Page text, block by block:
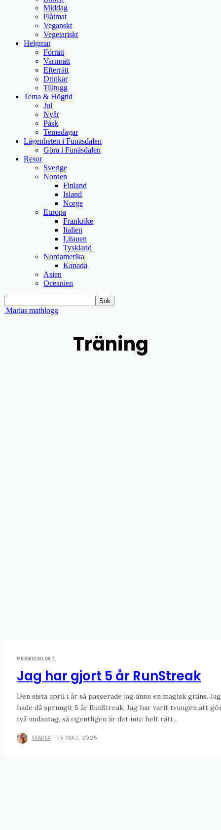
Middag
Plåtmat
Veganskt
Vegetariskt
Helgmat
Förrätt
Varmrätt
Efterrätt
Drinkar
Tilltugg
Tema & Högtid
Jul
Nyår
Påsk
Temadagar
Lägenheten i Funäsdalen
Göra i Funäsdalen
Resor
Sverige
Norden
Finland
Island
Norge
Europa
Frankrike
Italien
Litauen
Tyskland
Nordamerika
Kanada
Asien
Oceanien
Marias matblogg
Träning
PERSONLIGT
Jag har gjort 5 år RunStreak
Den sista april i år så passerade jag ännu en magisk gräns. Jag
hade då sprungit 5 år RunStreak. Jag har varit tvungen att
två undantag, så egentligen är det inte helt rätt...
MARIA - 15 MAJ, 2025